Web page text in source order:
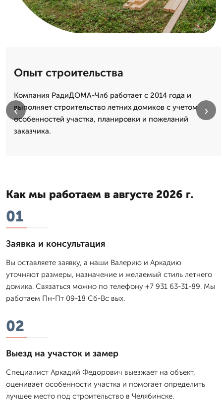
Опыт строительства
Компания РадиДОМА-Члб работает с 2014 года и
выполняет строительство летних домиков с учетом
особенностей участка, планировки и пожеланий
заказчика.
‹ ›
Как мы работаем в августе 2026 г.
01
Заявка и консультация
Вы оставляете заявку, а наши Валерию и Аркадию
уточняют размеры, назначение и желаемый стиль летнего
домика. Связаться можно по телефону +7 931 63-31-89. Мы
работаем Пн-Пт 09-18 Сб-Вс вых.
02
Выезд на участок и замер
Специалист Аркадий Федорович выезжает на объект,
оценивает особенности участка и помогает определить
лучшее место под строительство в Челябинске.